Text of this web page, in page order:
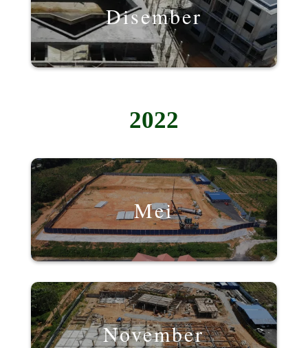
Disember
2022
Mei
November